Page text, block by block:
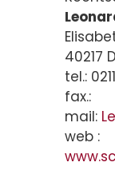
40217
tel.:
fax.:
mail:
web :